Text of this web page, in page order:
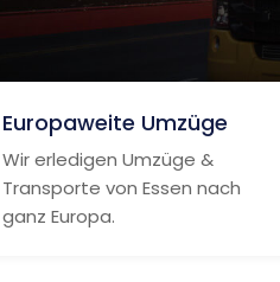
Europaweite Umzüge
Wir erledigen Umzüge &
Transporte von Essen nach
ganz Europa.